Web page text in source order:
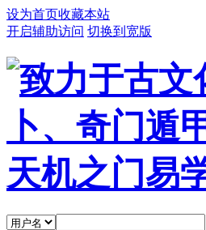
设为首页收藏本站
开启辅助访问 切换到宽版